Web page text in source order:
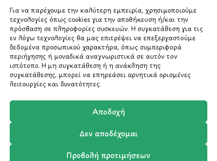
Για να παρέχουμε την καλύτερη εμπειρία, χρησιμοποιούμε
τεχνολογίες όπως cookies για την αποθήκευση ή/και την
πρόσβαση σε πληροφορίες συσκευών. Η συγκατάθεση για τις
εν λόγω τεχνολογίες θα μας επιτρέψει να επεξεργαστούμε
δεδομένα προσωπικού χαρακτήρα, όπως συμπεριφορά
περιήγησης ή μοναδικά αναγνωριστικά σε αυτόν τον
ιστότοπο. Η μη συγκατάθεση ή η ανάκληση της
συγκατάθεσης, μπορεί να επηρεάσει αρνητικά ορισμένες
λειτουργίες και δυνατότητες.
Αποδοχή
Δεν αποδέχομαι
Προβολή προτιμήσεων
Holargos Center (Ισόγειο)
Λ.Περικλέους 56,
Χολαργός 15561
210 6522282
info@ypografi.com
Έχετε ερωτήσεις σχετικά με ένα προϊόν ή μια
παραγγελία; Στείλτε μας ένα email και θα
επικοινωνήσουμε σύντομα μαζί σας.